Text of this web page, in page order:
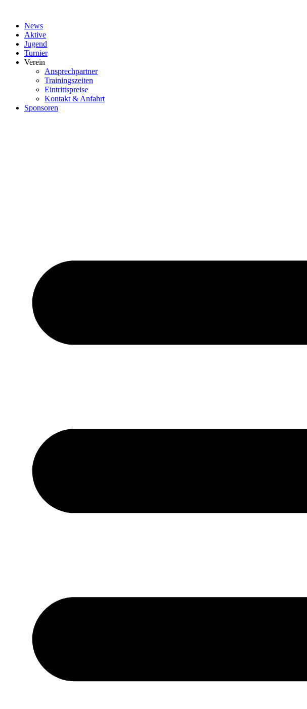
springenNews
Aktive
Jugend
Turnier
Verein
Ansprechpartner
Trainingszeiten
Eintrittspreise
Kontakt & Anfahrt
Sponsoren